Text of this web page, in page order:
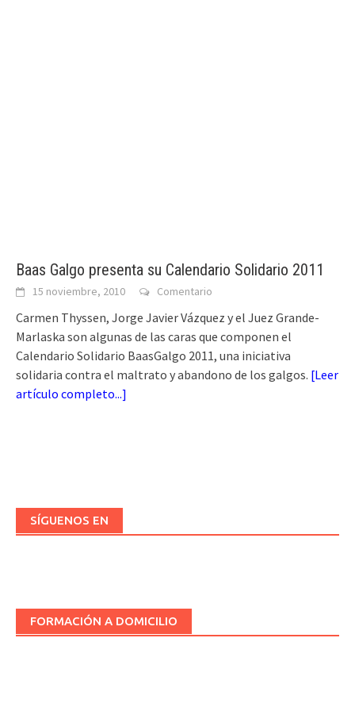
Baas Galgo presenta su Calendario Solidario 2011
15 noviembre, 2010 Comentario
Carmen Thyssen, Jorge Javier Vázquez y el Juez Grande-
Marlaska son algunas de las caras que componen el
Calendario Solidario BaasGalgo 2011, una iniciativa
solidaria contra el maltrato y abandono de los galgos. [Leer
artículo completo...]
SÍGUENOS EN
FORMACIÓN A DOMICILIO